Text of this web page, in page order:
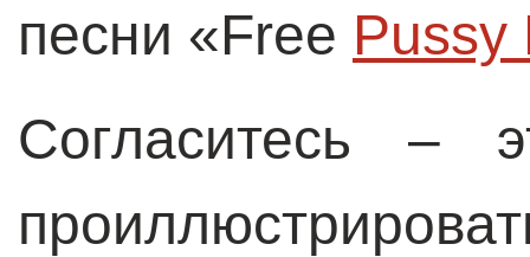
песни «Free Pussy
Согласитесь –